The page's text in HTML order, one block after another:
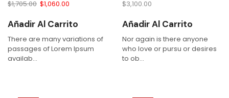
$1,705.00 $1,060.00
Añadir Al Carrito
There are many variations of
passages of Lorem Ipsum
availab...
$3,100.00
Añadir Al Carrito
Nor again is there anyone
who love or pursu or desires
to ob...